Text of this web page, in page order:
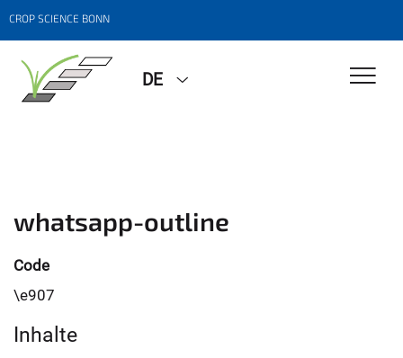
CROP SCIENCE BONN
DE
whatsapp-outline
Code
\e907
Inhalte